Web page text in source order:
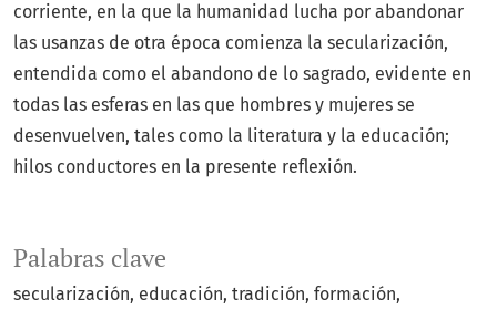
Palabras clave
secularización educación tradición formación
corriente, en la que la humanidad lucha por abandonar
las usanzas de otra época comienza la secularización,
entendida como el abandono de lo sagrado, evidente en
todas las esferas en las que hombres y mujeres se
desenvuelven, tales como la literatura y la educación;
hilos conductores en la presente reflexión.